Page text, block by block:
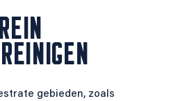
gebieden, zoals